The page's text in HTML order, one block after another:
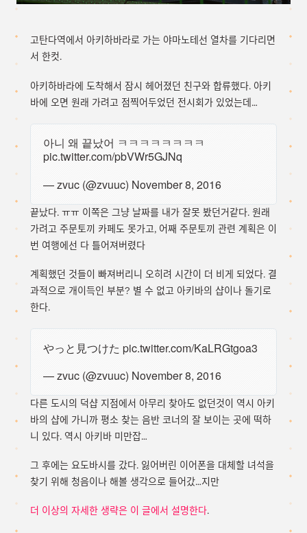
고탄다역에서 아키하바라로 가는 야마노테선 열차를 기다리면
서 한컷.
아키하바라에 도착해서 잠시 헤어졌던 친구와 합류했다. 아키
바에 오면 원래 가려고 점찍어두었던 전시회가 있었는데…
아니 왜 끝났어 ㅋㅋㅋㅋㅋㅋㅋㅋ
pic.twitter.com/pbVWr5GJNq
— zvuc (@zvuuc) November 8, 2016
끝났다. ㅠㅠ 이쪽은 그냥 날짜를 내가 잘못 봤던거같다. 원래
가려고 주문토끼 카페도 못가고, 어째 주문토끼 관련 계획은 이
번 여행에선 다 틀어져버렸다
계획했던 것들이 빠져버리니 오히려 시간이 더 비게 되었다. 결
과적으로 개이득인 부분? 별 수 없고 아키바의 샵이나 돌기로
한다.
やっと見つけた pic.twitter.com/KaLRGtgoa3
— zvuc (@zvuuc) November 8, 2016
다른 도시의 덕샵 지점에서 아무리 찾아도 없던것이 역시 아키
바의 샵에 가니까 평소 찾는 음반 코너의 잘 보이는 곳에 떡하
니 있다. 역시 아키바 미만잡…
그 후에는 요도바시를 갔다. 잃어버린 이어폰을 대체할 녀석을
찾기 위해 청음이나 해볼 생각으로 들어갔…지만
더 이상의 자세한 생략은 이 글에서 설명한다.